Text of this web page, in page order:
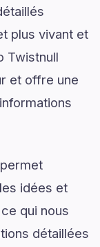
plus vivant et
Twistnull
et offre une
idées et
qui nous
détaillées